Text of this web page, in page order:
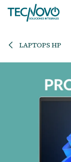
Ir al contenido
LAPTOPS HP